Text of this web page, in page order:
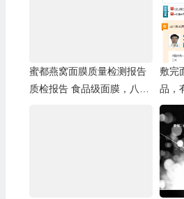
蜜都燕窝面膜质量检测报告
质检报告 食品级面膜，八无
敷完
品，